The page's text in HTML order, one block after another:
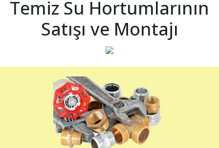
Temiz Su Hortumlarının
Satışı ve Montajı